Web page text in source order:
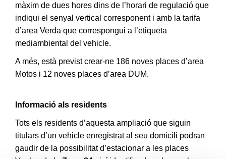
màxim de dues hores dins de l’horari de regulació que
indiqui el senyal vertical corresponent i amb la tarifa
d’area Verda que correspongui a l’etiqueta
mediambiental del vehicle.
A més, està previst crear-ne 186 noves places d’area
Motos i 12 noves places d’area DUM.
Informació als residents
Tots els residents d’aquesta ampliació que siguin
titulars d’un vehicle enregistrat al seu domicili podran
gaudir de la possibilitat d’estacionar a les places